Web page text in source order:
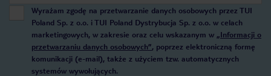
Wyrażam zgodę na przetwarzanie danych osobowych przez TUI
Poland Sp. z o.o. i TUI Poland Dystrybucja Sp. z o.o. w celach
marketingowych, w zakresie oraz celu wskazanym w „Informacji o
przetwarzaniu danych osobowych”, poprzez elektroniczną formę
komunikacji (e-mail), także z użyciem tzw. automatycznych
systemów wywołujących.